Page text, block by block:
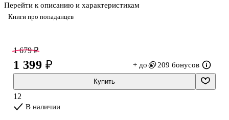
Книги про попаданцев
в происхождении или уровне дара может стоить жизни. В центре
сюжета — Иван Морозов, которого сочли бесполезным для
проследить, как складывается путь наследника, которому
приходится учиться магии, выживанию и ответственности в
обстановке, где опасность исходит и от чудовищ, и от людей.
По
Перейти к описанию и характеристикам
1 679 ₽
1 399 ₽ + до 209 бонусов
Купить
12
В наличии